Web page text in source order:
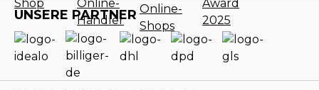
UNSERE PARTNER